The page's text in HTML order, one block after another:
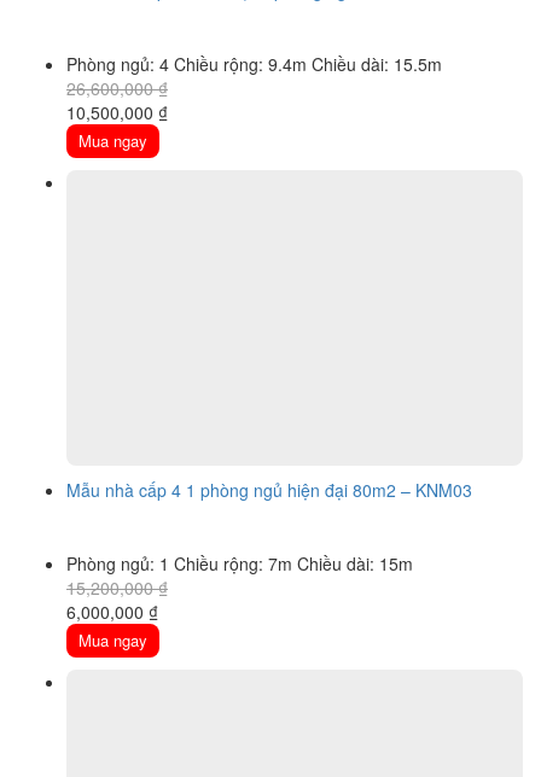
Phòng ngủ: 4 Chiều rộng: 9.4m Chiều dài: 15.5m
26,600,000₫
Original
price
was:
10,500,000 ₫Current
Mua ngay
Mẫu nhà cấp 4 1 phòng ngủ hiện đại 80m2 – KNM03
Phòng ngủ: 1 Chiều rộng: 7m Chiều dài: 15m
15,200,000₫
Original
price
was:
6,000,000 ₫Current
price
is:
Mua ngay